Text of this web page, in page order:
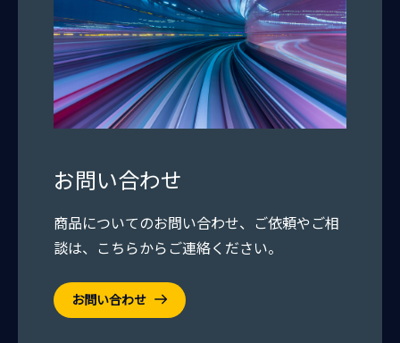
お問い合わせ
商品についてのお問い合わせ、ご依頼やご相
談は、こちらからご連絡ください。
お問い合わせ